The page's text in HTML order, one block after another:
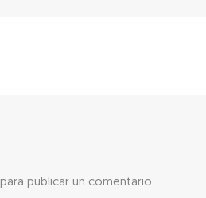
para publicar un comentario.